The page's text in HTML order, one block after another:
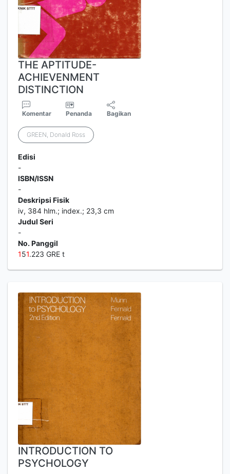
THE APTITUDE-
ACHIEVENMENT
DISTINCTION
Komentar Penanda Bagikan
GREEN, Donald Ross
Edisi
-
ISBN/ISSN
-
Deskripsi Fisik
iv, 384 hlm.; index.; 23,3 cm
Judul Seri
-
No. Panggil
151.223 GRE t
INTRODUCTION TO
PSYCHOLOGY